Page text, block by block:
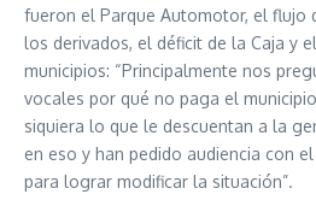
fueron el Parque Automotor, el flujo
los derivados, el déficit de la Caja y
municipios: “Principalmente nos
vocales por qué no paga el
siquiera lo que le descuentan a la
en eso y han pedido audiencia con
para lograr modificar la situación”.